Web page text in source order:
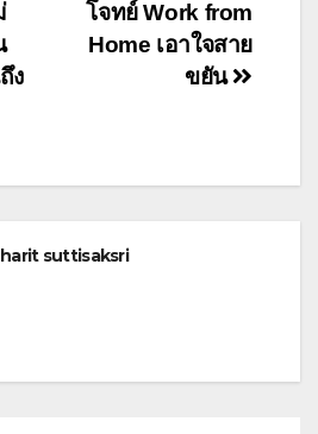
โจทย์ Work from
Home เอาใจสาย
ขยัน
ง
harit suttisaksri